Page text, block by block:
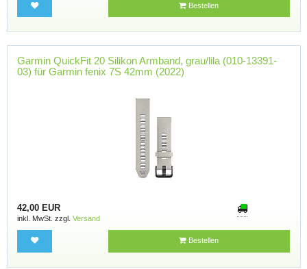
Bestellen
Garmin QuickFit 20 Silikon Armband, grau/lila (010-13391-
03) für Garmin fenix 7S 42mm (2022)
42,00 EUR
inkl. MwSt. zzgl. Versand
Bestellen